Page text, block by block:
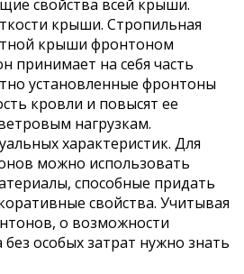
свойства всей крыши.
крыши. Стропильная
крыши фронтоном
принимает на себя часть
установленные фронтоны
кровли и повысят ее
нагрузкам.
характеристик. Для
можно использовать
способные придать
свойства. Учитывая
о возможности
особых затрат нужно знать